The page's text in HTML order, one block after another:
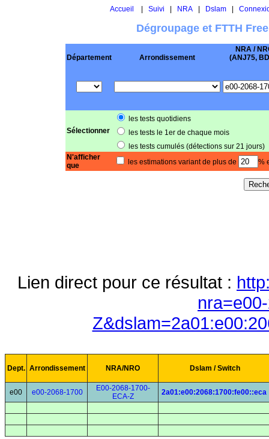
Accueil Suivi NRA| Dslam|
Dégroupage et FTTH
Département Arrondissement
NRA /
(ANJ75,
Sélectionner
les tests quotidiens
les tests le 1er de chaque mois
les tests cumulés (détections sur 21 jours)
N'afficher
que
les estimations variant de plus de %
Lien direct pour ce résultat :
Dept. Arrondissement NRA/NRO Dslam / Switch
e00 e00-2068-1700
E00-2068-1700-
ECA-Z
2a01:e00:2068:1700:fe00::eca